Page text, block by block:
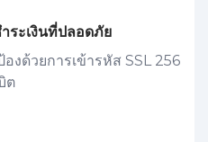
ระเงินที่ปลอดภัย
ด้วยการเข้ารหัส SSL 256
ต